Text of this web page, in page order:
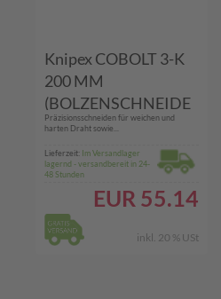
Knipex COBOLT 3-K
200 MM
(BOLZENSCHNEIDE
R)
Präzisionsschneiden für weichen und
harten Draht sowie...
Lieferzeit: Im Versandlager
lagernd - versandbereit in 24-
48 Stunden
EUR 55.14
inkl. 20 % USt